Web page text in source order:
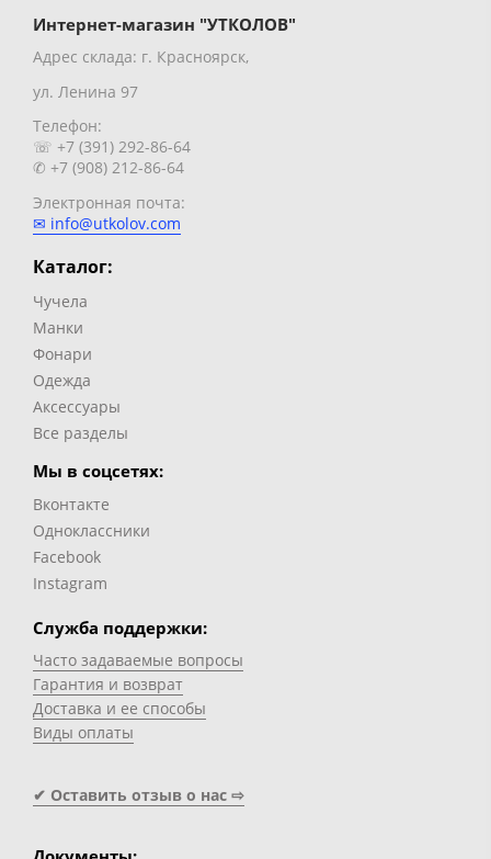
Интернет-магазин "УТКОЛОВ"
Адрес склада: г. Красноярск,
ул. Ленина 97
Телефон:
☏ +7 (391) 292-86-64
✆ +7 (908) 212-86-64
Электронная почта:
✉ info@utkolov.com
Каталог:
Чучела
Манки
Фонари
Одежда
Аксессуары
Все разделы
Мы в соцсетях:
Вконтакте
Одноклассники
Facebook
Instagram
Служба поддержки:
Часто задаваемые вопросы
Гарантия и возврат
Доставка и ее способы
Виды оплаты
✔ Оставить отзыв о нас ⇨